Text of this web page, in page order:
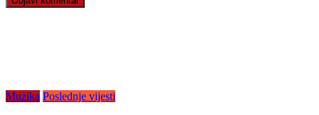
Muzika Poslednje vijesti